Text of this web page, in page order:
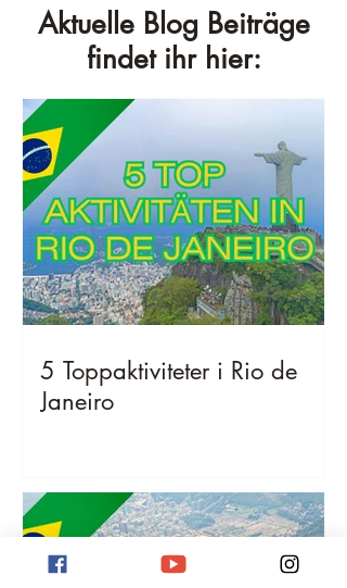
Aktuelle Blog Beiträge
findet ihr hier:
5 Toppaktiviteter i Rio de
Janeiro